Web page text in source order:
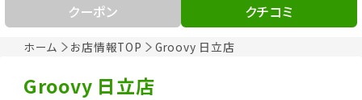
ホーム お店情報TOP Groovy 日立店
クーポン
クチコミ
Groovy 日立店